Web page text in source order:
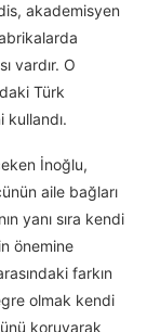
akademisyen
vardır. O
Türk
İnoğlu,
aile bağları
yanı sıra kendi
önemine
farkın
olmak kendi
koruyarak